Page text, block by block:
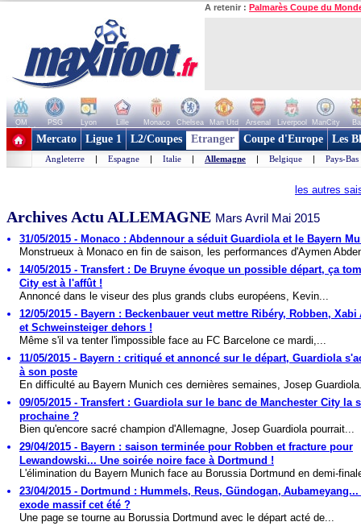
A retenir : Palmarès Coupe du
OM PSG Lyon Lille Monaco Chelsea Man Utd Arsenal Liverpool ManCity
+ de clubs
Mercato Ligue 1 L2/Coupes Etranger Coupe d'Europe Les
Angleterre | Espagne | Italie | Allemagne | Belgique | Pays-Bas
les autres
Archives Actu ALLEMAGNE Mars Avril Mai 2015
31/05/2015 - Monaco : Abdennour a séduit Guardiola et le Bayern
Monstrueux à Monaco en fin de saison, les performances d'Aymen
14/05/2015 - Transfert : De Bruyne évoque un possible départ, ça
City est à l'affût !
Annoncé dans le viseur des plus grands clubs européens, Kevin...
12/05/2015 - Bayern : Beckenbauer veut mettre Ribéry, Robben, Xabi
et Schweinsteiger dehors !
Même s'il va tenter l'impossible face au FC Barcelone ce mardi,...
11/05/2015 - Bayern : critiqué et annoncé sur le départ, Guardiola
à son poste
En difficulté au Bayern Munich ces dernières semaines, Josep
09/05/2015 - Transfert : Guardiola sur le banc de Manchester City la
prochaine ?
Bien qu'encore sacré champion d'Allemagne, Josep Guardiola pourrait...
29/04/2015 - Bayern : saison terminée pour Robben et fracture pour
Lewandowski... Une soirée noire face à Dortmund !
L'élimination du Bayern Munich face au Borussia Dortmund en demi-
23/04/2015 - Dortmund : Hummels, Reus, Gündogan, Aubameyang...
exode massif cet été ?
Une page se tourne au Borussia Dortmund avec le départ acté de...